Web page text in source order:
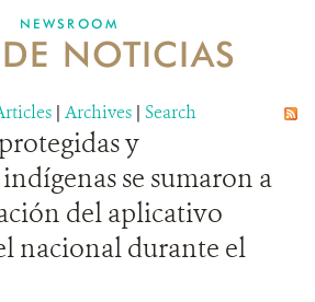
DE QUEJAS Y RECLAMOS
DONA
NEWSROOM
NOTICIAS
| Archives | Search
y
se sumaron a
del aplicativo
nacional durante el